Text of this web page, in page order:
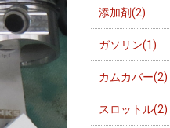
添加剤(2)
ガソリン(1)
カムカバー(2)
スロットル(2)